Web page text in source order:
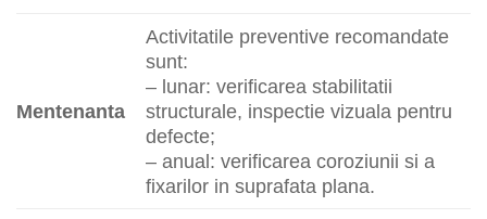
Mentenanta
Activitatile preventive recomandate
sunt:
– lunar: verificarea stabilitatii
structurale, inspectie vizuala pentru
defecte;
– anual: verificarea coroziunii si a
fixarilor in suprafata plana.